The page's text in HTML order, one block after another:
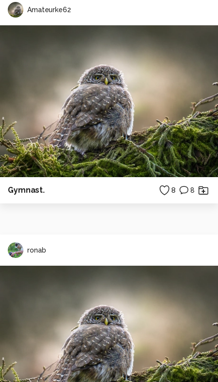
Amateurke62
Gymnast. 8 8
ronab